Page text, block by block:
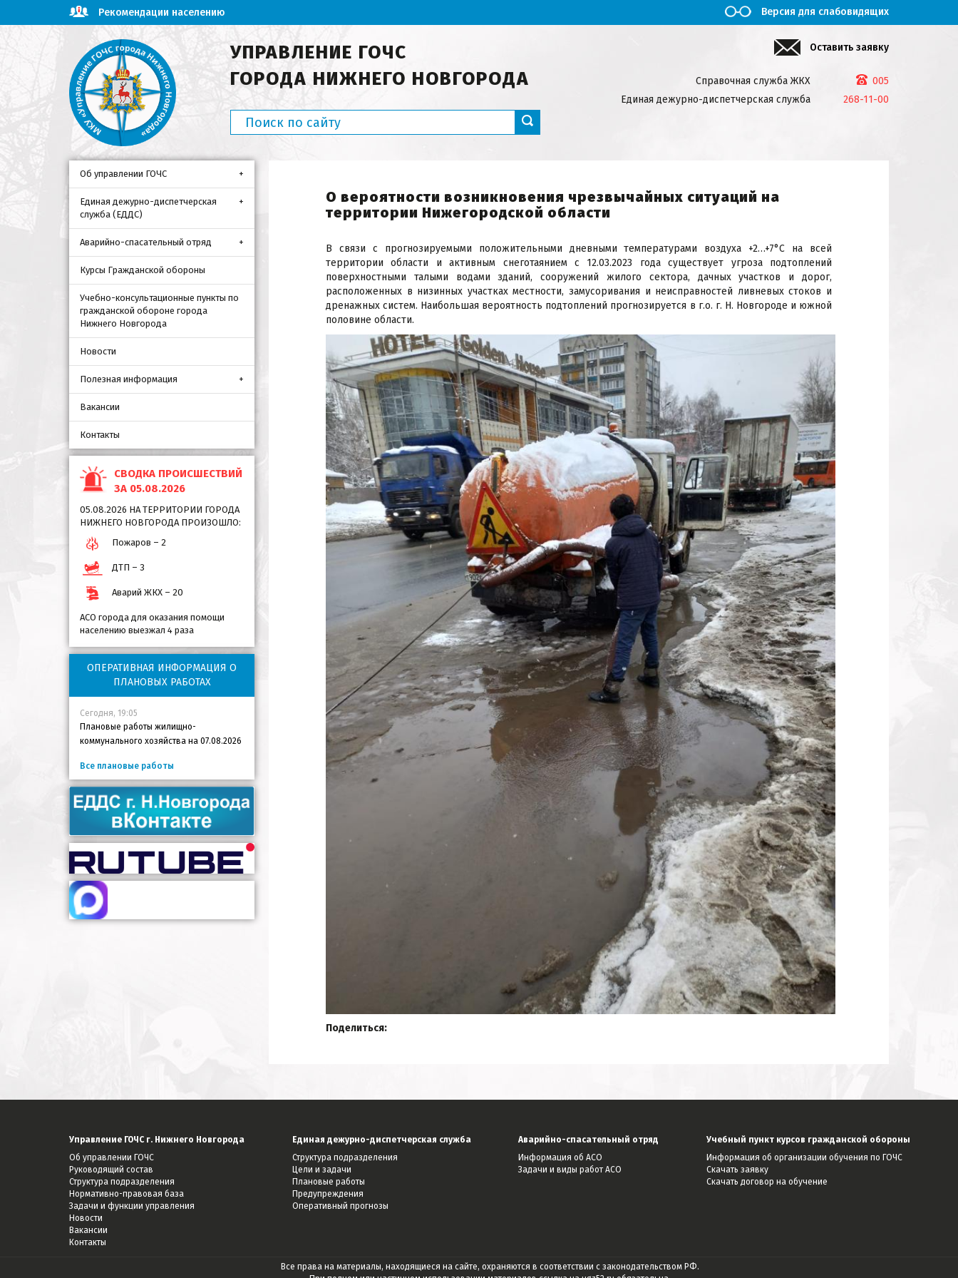
Рекомендации населению Версия для слабовидящих
УПРАВЛЕНИЕ ГОЧС
ГОРОДА НИЖНЕГО НОВГОРОДА
Оставить заявку
Справочная служба ЖКХ
005
Единая дежурно-диспетчерская служба
268-11-00
Об управлении ГОЧС
Единая дежурно-диспетчерская
служба (ЕДДС)
Аварийно-спасательный отряд
Курсы Гражданской обороны
Учебно-консультационные пункты по
гражданской обороне города
Нижнего Новгорода
Новости
Полезная информация
Вакансии
Контакты
СВОДКА ПРОИСШЕСТВИЙ
ЗА 05.08.2026
05.08.2026 НА ТЕРРИТОРИИ ГОРОДА
НИЖНЕГО НОВГОРОДА ПРОИЗОШЛО:
Пожаров – 2
ДТП – 3
Аварий ЖКХ – 20
АСО города для оказания помощи
населению выезжал 4 раза
ОПЕРАТИВНАЯ ИНФОРМАЦИЯ О
ПЛАНОВЫХ РАБОТАХ
Сегодня, 19:05
Плановые работы жилищно-
коммунального хозяйства на 07.08.2026
Все плановые работы
О вероятности возникновения чрезвычайных ситуаций на
территории Нижегородской области
В связи с прогнозируемыми положительными дневными температурами воздуха +2…+7°С на всей
территории области и активным снеготаянием с 12.03.2023 года существует угроза подтоплений
поверхностными талыми водами зданий, сооружений жилого сектора, дачных участков и дорог,
расположенных в низинных участках местности, замусоривания и неисправностей ливневых стоков и
дренажных систем. Наибольшая вероятность подтоплений прогнозируется в г.о. г. Н. Новгороде и южной
половине области.
Поделиться:
Управление ГОЧС г. Нижнего Новгорода
Об управлении ГОЧС
Руководящий состав
Структура подразделения
Нормативно-правовая база
Задачи и функции управления
Новости
Вакансии
Контакты
Единая дежурно-диспетчерская служба
Структура подразделения
Цели и задачи
Плановые работы
Предупреждения
Оперативный прогнозы
Аварийно-спасательный отряд
Информация об АСО
Задачи и виды работ АСО
Учебный пункт курсов гражданской обороны
Информация об организации обучения по ГОЧС
Скачать заявку
Скачать договор на обучение
Все права на материалы, находящиеся на сайте, охраняются в соответствии с законодательством РФ.